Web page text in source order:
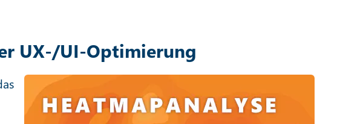
UX-/UI-Optimierung